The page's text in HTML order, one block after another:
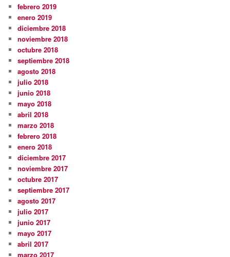
febrero 2019
enero 2019
diciembre 2018
noviembre 2018
octubre 2018
septiembre 2018
agosto 2018
julio 2018
junio 2018
mayo 2018
abril 2018
marzo 2018
febrero 2018
enero 2018
diciembre 2017
noviembre 2017
octubre 2017
septiembre 2017
agosto 2017
julio 2017
junio 2017
mayo 2017
abril 2017
marzo 2017